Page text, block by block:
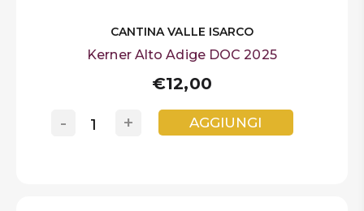
CANTINA VALLE ISARCO
Kerner Alto Adige DOC 2025
€12,00
+
- AGGIUNGI